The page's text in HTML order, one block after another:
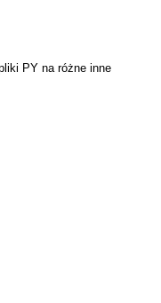
PY na różne inne